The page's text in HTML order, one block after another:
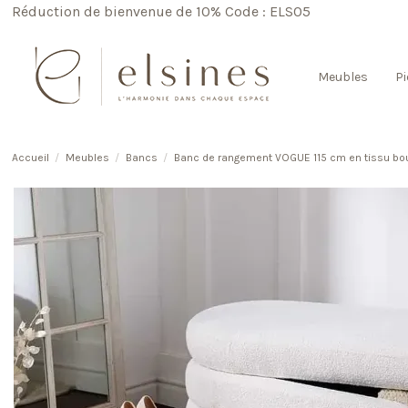
Réduction de bienvenue de 10% Code : ELS05
Meubles
Accueil Meubles Bancs Banc de rangement VOGUE 115 cm en tissu